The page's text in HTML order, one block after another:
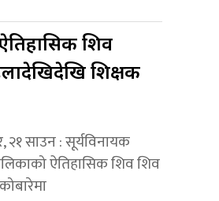
शिव
शिक्षक
२१ साउन : सूर्यविनायक
ऐतिहासिक शिव शिव